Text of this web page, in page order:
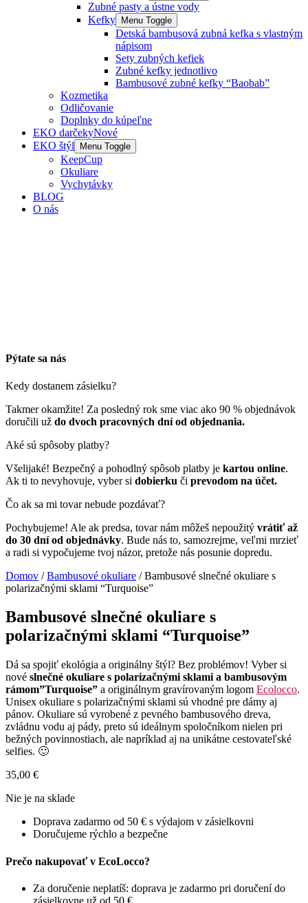
Zubné pasty a ústne vody
Kefky
Menu Toggle
Detská bambusová zubná kefka s vlastným
nápisom
Sety zubných kefiek
Zubné kefky jednotlivo
Bambusové zubné kefky “Baobab”
Kozmetika
Odličovanie
Doplnky do kúpeľne
EKO darčekyNové
EKO štýl
Menu Toggle
KeepCup
Okuliare
Vychytávky
BLOG
O nás
Pýtate sa nás
Kedy dostanem zásielku?
Takmer okamžite! Za posledný rok sme viac ako 90 % objednávok
doručili už do dvoch pracovných dní od objednania.
Aké sú spôsoby platby?
Všelijaké! Bezpečný a pohodlný spôsob platby je kartou online.
Ak ti to nevyhovuje, vyber si dobierku či prevodom na účet.
Čo ak sa mi tovar nebude pozdávať?
Pochybujeme! Ale ak predsa, tovar nám môžeš nepoužitý vrátiť až
do 30 dní od objednávky. Bude nás to, samozrejme, veľmi mrzieť
a radi si vypočujeme tvoj názor, pretože nás posunie dopredu.
Domov /Bambusové okuliare / Bambusové slnečné okuliare s
polarizačnými sklami “Turquoise”
Bambusové slnečné okuliare s
polarizačnými sklami “Turquoise”
Dá sa spojiť ekológia a originálny štýl? Bez problémov! Vyber si
nové slnečné okuliare s polarizačnými sklami a bambusovým
rámom”Turquoise” a originálnym gravírovaným logom Ecolocco.
Unisex okuliare s polarizačnými sklami sú vhodné pre dámy aj
pánov. Okuliare sú vyrobené z pevného bambusového dreva,
zvládnu vodu aj pády, preto sú ideálnym spoločníkom nielen pri
bežných povinnostiach, ale napríklad aj na unikátne cestovateľské
selfies. 🙂
35,00 €
Nie je na sklade
Doprava zadarmo od 50 € s výdajom v zásielkovni
Doručujeme rýchlo a bezpečne
Prečo nakupovať v EcoLocco?
Za doručenie neplatíš: doprava je zadarmo pri doručení do
zásielkovne už od 50 €.